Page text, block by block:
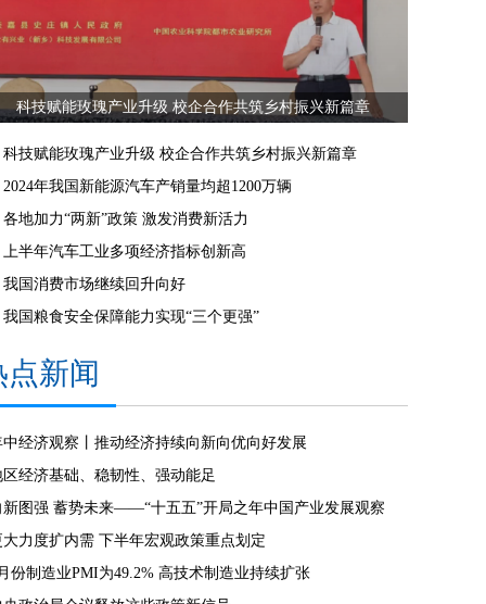
科技赋能玫瑰产业升级 校企合作共筑乡村振兴新篇章
科技赋能玫瑰产业升级 校企合作共筑乡村振兴新篇章
2024年我国新能源汽车产销量均超1200万辆
各地加力“两新”政策 激发消费新活力
上半年汽车工业多项经济指标创新高
我国消费市场继续回升向好
我国粮食安全保障能力实现“三个更强”
点新闻
中经济观察丨推动经济持续向新向优向好发展
区经济基础、稳韧性、强动能足
新图强 蓄势未来——“十五五”开局之年中国产业发展观察
大力度扩内需 下半年宏观政策重点划定
份制造业PMI为49.2% 高技术制造业持续扩张